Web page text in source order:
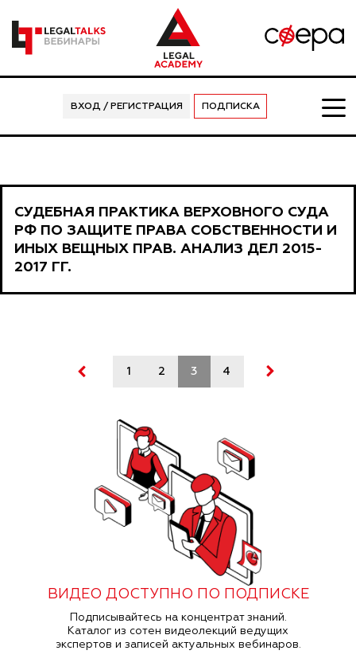
ВХОД / РЕГИСТРАЦИЯ ПОДПИСКА
СУДЕБНАЯ ПРАКТИКА ВЕРХОВНОГО СУДА
РФ ПО ЗАЩИТЕ ПРАВА СОБСТВЕННОСТИ И
ИНЫХ ВЕЩНЫХ ПРАВ. АНАЛИЗ ДЕЛ 2015-
2017 ГГ.
1 2 3 4
ВИДЕО ДОСТУПНО ПО ПОДПИСКЕ
Подписывайтесь на концентрат знаний.
Каталог из сотен видеолекций ведущих
экспертов и записей актуальных вебинаров.